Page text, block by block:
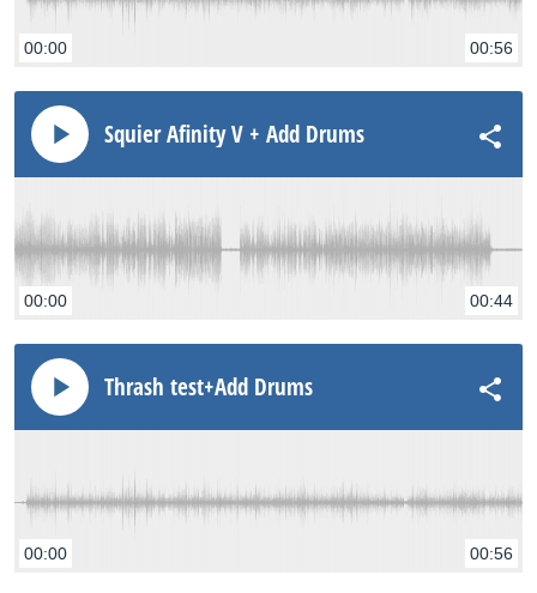
00:00 00:56
Squier Afinity V + Add Drums
00:00 00:44
Thrash test+Add Drums
00:00 00:56